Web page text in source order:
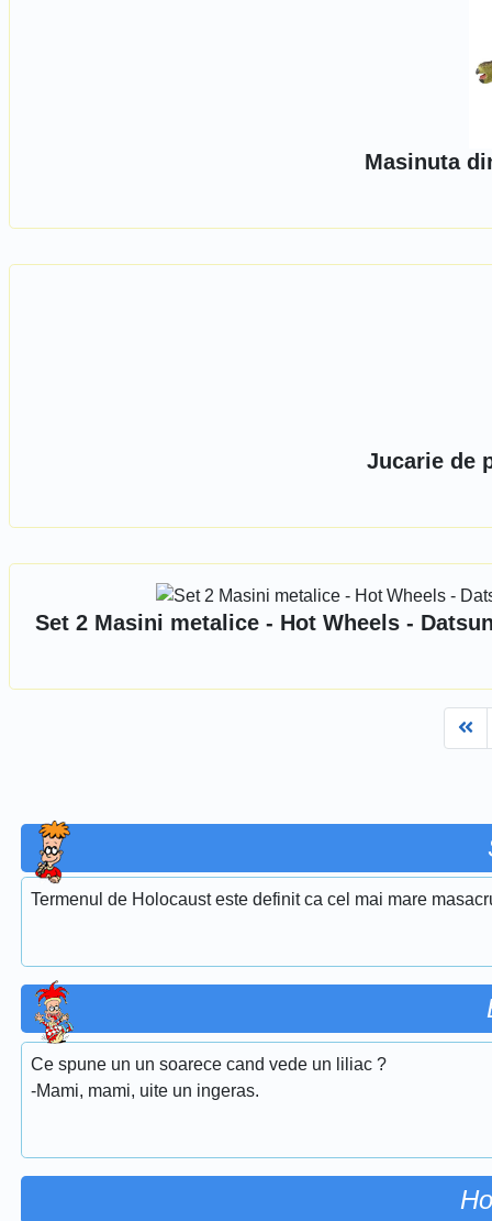
Masinuta
Jucarie de
Set 2 Masini metalice - Hot Wheels -
Termenul de Holocaust este definit ca cel mai mare
Ce spune un un soarece cand vede un liliac ?
-Mami, mami, uite un ingeras.